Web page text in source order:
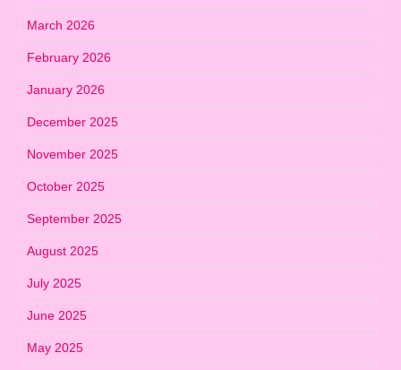
March 2026
February 2026
January 2026
December 2025
November 2025
October 2025
September 2025
August 2025
July 2025
June 2025
May 2025